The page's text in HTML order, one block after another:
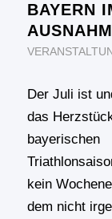
BAYERN
Der Juli ist
das
bayerischen
kein
dem nicht